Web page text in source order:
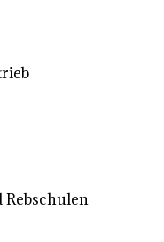
Rebschulen